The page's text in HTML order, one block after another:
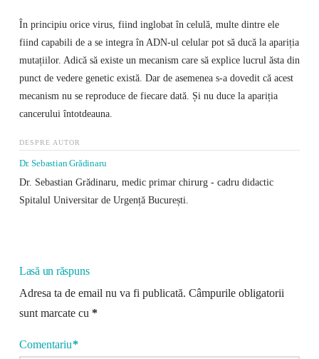
În principiu orice virus, fiind inglobat în celulă, multe dintre ele
fiind capabili de a se integra în ADN-ul celular pot să ducă la apariția
mutațiilor. Adică să existe un mecanism care să explice lucrul ăsta din
punct de vedere genetic există. Dar de asemenea s-a dovedit că acest
mecanism nu se reproduce de fiecare dată. Și nu duce la apariția
cancerului întotdeauna.
DESPRE AUTOR
Dr. Sebastian Grădinaru
Dr. Sebastian Grădinaru, medic primar chirurg - cadru didactic
Spitalul Universitar de Urgență București.
Lasă un răspuns
Adresa ta de email nu va fi publicată. Câmpurile obligatorii
sunt marcate cu *
Comentariu*